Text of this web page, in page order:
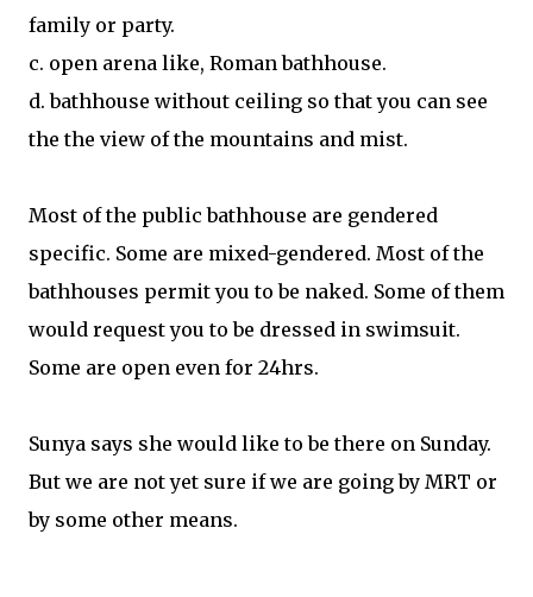
family or party.
c. open arena like, Roman bathhouse.
d. bathhouse without ceiling so that you can see
the the view of the mountains and mist.
Most of the public bathhouse are gendered
specific. Some are mixed-gendered. Most of the
bathhouses permit you to be naked. Some of them
would request you to be dressed in swimsuit.
Some are open even for 24hrs.
Sunya says she would like to be there on Sunday.
But we are not yet sure if we are going by MRT or
by some other means.